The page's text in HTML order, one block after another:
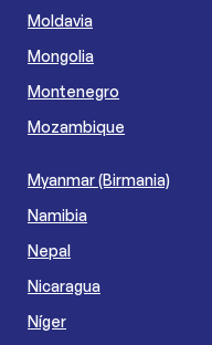
Moldavia
Mongolia
Montenegro
Mozambique
Myanmar (Birmania)
Namibia
Nepal
Nicaragua
Níger